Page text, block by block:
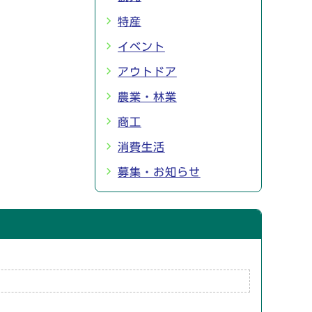
特産
イベント
アウトドア
農業・林業
商工
消費生活
募集・お知らせ